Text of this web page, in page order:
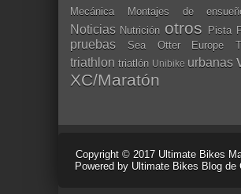
Mecánica
Montajes de
Noticias Nutrición otros Pista
pruebas Sea Otter Europe
triathlon triatlón Unibike urbanas
XC/Maratón
Copyright © 2017 Ultimate Bikes
Powered by Ultimate Bikes Blog de